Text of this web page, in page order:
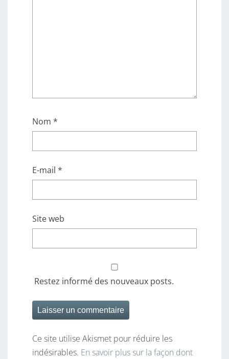
Nom *
E-mail *
Site web
Restez informé des nouveaux posts.
Ce site utilise Akismet pour réduire les
indésirables. En savoir plus sur la façon dont